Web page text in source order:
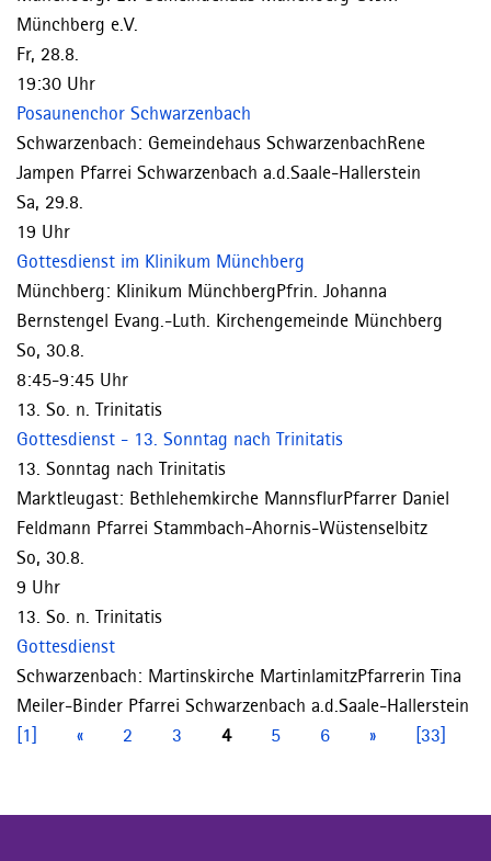
Münchberg e.V.
Fr, 28.8.
19:30 Uhr
Posaunenchor Schwarzenbach
Schwarzenbach: Gemeindehaus SchwarzenbachRene
Jampen Pfarrei Schwarzenbach a.d.Saale-Hallerstein
Sa, 29.8.
19 Uhr
Gottesdienst im Klinikum Münchberg
Münchberg: Klinikum MünchbergPfrin. Johanna
Bernstengel Evang.-Luth. Kirchengemeinde Münchberg
So, 30.8.
8:45-9:45 Uhr
13. So. n. Trinitatis
Gottesdienst - 13. Sonntag nach Trinitatis
13. Sonntag nach Trinitatis
Marktleugast: Bethlehemkirche MannsflurPfarrer Daniel
Feldmann Pfarrei Stammbach-Ahornis-Wüstenselbitz
So, 30.8.
9 Uhr
13. So. n. Trinitatis
Gottesdienst
Schwarzenbach: Martinskirche MartinlamitzPfarrerin Tina
Meiler-Binder Pfarrei Schwarzenbach a.d.Saale-Hallerstein
[1]
« 2 3 4 5 6 » [33]